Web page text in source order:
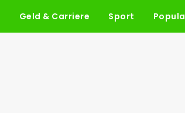
Geld & Carriere Sport